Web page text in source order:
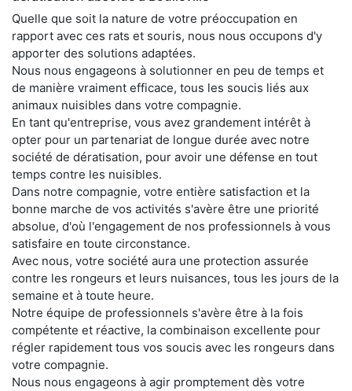
Quelle que soit la nature de votre préoccupation en
rapport avec ces rats et souris, nous nous occupons d'y
apporter des solutions adaptées.
Nous nous engageons à solutionner en peu de temps et
de manière vraiment efficace, tous les soucis liés aux
animaux nuisibles dans votre compagnie.
En tant qu'entreprise, vous avez grandement intérêt à
opter pour un partenariat de longue durée avec notre
société de dératisation, pour avoir une défense en tout
temps contre les nuisibles.
Dans notre compagnie, votre entière satisfaction et la
bonne marche de vos activités s'avère être une priorité
absolue, d'où l'engagement de nos professionnels à vous
satisfaire en toute circonstance.
Avec nous, votre société aura une protection assurée
contre les rongeurs et leurs nuisances, tous les jours de la
semaine et à toute heure.
Notre équipe de professionnels s'avère être à la fois
compétente et réactive, la combinaison excellente pour
régler rapidement tous vos soucis avec les rongeurs dans
votre compagnie.
Nous nous engageons à agir promptement dès votre